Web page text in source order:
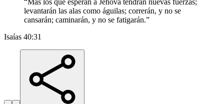
“Mas los que esperan á Jehová tendrán nuevas fuerzas;
levantarán las alas como águilas; correrán, y no se
cansarán; caminarán, y no se fatigarán.”
Isaías 40:31